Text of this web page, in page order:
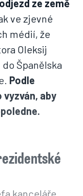
ze země
ve zjevné
médií, že
Oleksij
Španělska
Podle
vyzván, aby
kanceláře